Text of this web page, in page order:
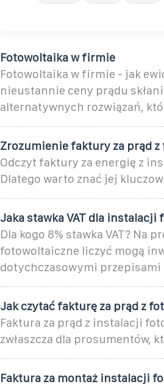
Fotowoltaika w firmie
Fotowoltaika w firmie - jak
nieustannie ceny prądu
alternatywnych rozwiązań,
Zrozumienie faktury za prąd
Odczyt faktury za energię z
Dlatego warto znać jej
Jaka stawka VAT dla instalacji
Dla kogo 8% stawka VAT? Na
fotowoltaiczne liczyć mogą
dotychczasowymi przepisami
Jak czytać fakturę za prąd z
Faktura za prąd z instalacji
zwłaszcza dla prosumentów,
Faktura za montaż instalacji